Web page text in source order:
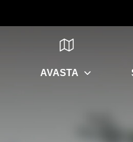
AVASTA